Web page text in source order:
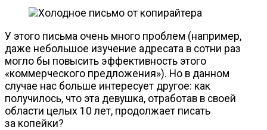
У этого письма очень много проблем (например,
даже небольшое изучение адресата в сотни раз
могло бы повысить эффективность этого
«коммерческого предложения»). Но в данном
случае нас больше интересует другое: как
получилось, что эта девушка, отработав в своей
области целых 10 лет, продолжает писать
за копейки?